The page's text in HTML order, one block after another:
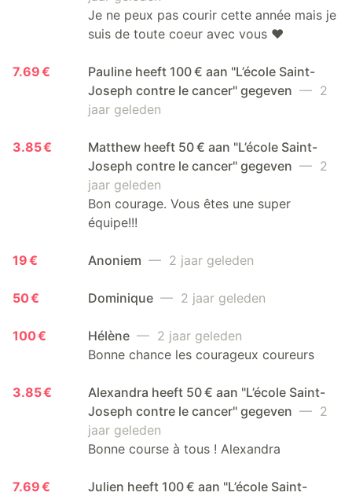
Je ne peux pas courir cette année mais je
suis de toute coeur avec vous ❤️
7.69 €
Pauline heeft 100 € aan "L’école Saint-
Joseph contre le cancer" gegeven — 2
jaar geleden
3.85 €
Matthew heeft 50 € aan "L’école Saint-
Joseph contre le cancer" gegeven — 2
jaar geleden
Bon courage. Vous êtes une super
équipe!!!
19 € Anoniem — 2 jaar geleden
50 € Dominique — 2 jaar geleden
100 € Hélène — 2 jaar geleden
Bonne chance les courageux coureurs
3.85 €
Alexandra heeft 50 € aan "L’école Saint-
Joseph contre le cancer" gegeven — 2
jaar geleden
Bonne course à tous ! Alexandra
7.69 €
Julien heeft 100 € aan "L’école Saint-